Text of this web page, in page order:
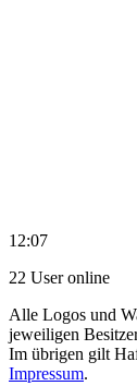
12:07
22 User online
Alle Logos und
jeweiligen
Im übrigen gilt
Impressum.